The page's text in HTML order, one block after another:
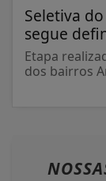
Seletiva
segue
Etapa
dos bairros